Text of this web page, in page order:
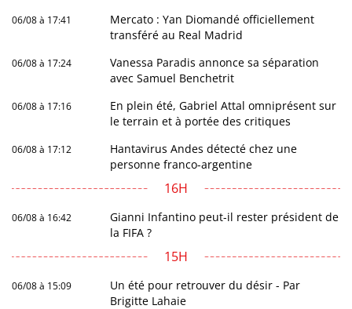
06/08 à 17:41
Mercato : Yan Diomandé officiellement
transféré au Real Madrid
06/08 à 17:24
Vanessa Paradis annonce sa séparation
avec Samuel Benchetrit
06/08 à 17:16
En plein été, Gabriel Attal omniprésent sur
le terrain et à portée des critiques
06/08 à 17:12
Hantavirus Andes détecté chez une
personne franco-argentine
16H
06/08 à 16:42
Gianni Infantino peut-il rester président de
la FIFA ?
15H
06/08 à 15:09
Un été pour retrouver du désir - Par
Brigitte Lahaie